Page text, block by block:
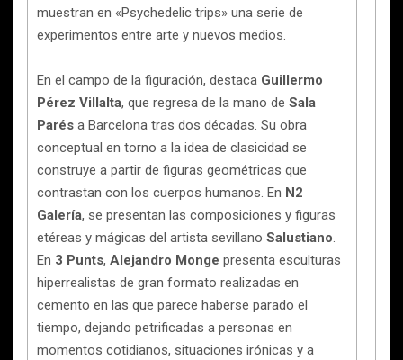
muestran en «Psychedelic trips» una serie de
experimentos entre arte y nuevos medios.
En el campo de la figuración, destaca Guillermo
Pérez Villalta, que regresa de la mano de Sala
Parés a Barcelona tras dos décadas. Su obra
conceptual en torno a la idea de clasicidad se
construye a partir de figuras geométricas que
contrastan con los cuerpos humanos. En N2
Galería, se presentan las composiciones y figuras
etéreas y mágicas del artista sevillano Salustiano.
En 3 Punts, Alejandro Monge presenta esculturas
hiperrealistas de gran formato realizadas en
cemento en las que parece haberse parado el
tiempo, dejando petrificadas a personas en
momentos cotidianos, situaciones irónicas y a